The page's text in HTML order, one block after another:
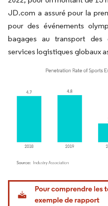
JD.com a assuré pour la
pour des événements
bagages au transport des
services logistiques globaux
Image © Mordor Intelligence. La